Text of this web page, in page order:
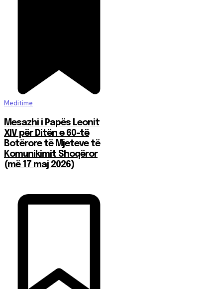
Meditime
Mesazhi i Papës Leonit
XIV për Ditën e 60-të
Botërore të Mjeteve të
Komunikimit Shoqëror
(më 17 maj 2026)